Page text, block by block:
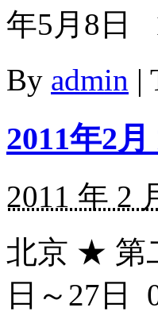
年5月8日
By admin |
2011年2
2011 年 2
北京 ★ 第
日～27日